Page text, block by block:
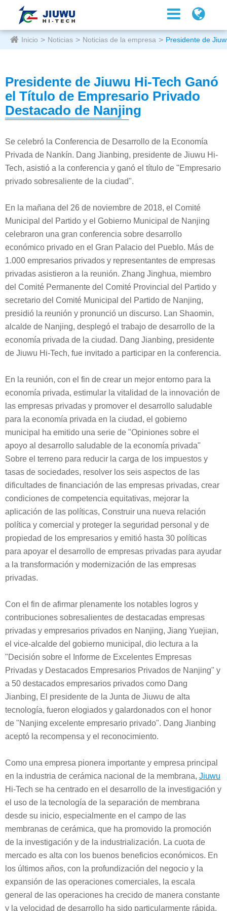
Inicio Noticias Noticias de la empresa Presidente de
Presidente de Jiuwu Hi-Tech Ganó
el Título de Empresario Privado
Destacado de Nanjing
Se celebró la Conferencia de Desarrollo de la Economía
Privada de Nankín. Dang Jianbing, presidente de Jiuwu Hi-
Tech, asistió a la conferencia y ganó el título de "Empresario
privado sobresaliente de la ciudad".
En la mañana del 26 de noviembre de 2018, el Comité
Municipal del Partido y el Gobierno Municipal de Nanjing
celebraron una gran conferencia sobre desarrollo
económico privado en el Gran Palacio del Pueblo. Más de
1.000 empresarios privados y representantes de empresas
privadas asistieron a la reunión. Zhang Jinghua, miembro
del Comité Permanente del Comité Provincial del Partido y
secretario del Comité Municipal del Partido de Nanjing,
presidió la reunión y pronunció un discurso. Lan Shaomin,
alcalde de Nanjing, desplegó el trabajo de desarrollo de la
economía privada de la ciudad. Dang Jianbing, presidente
de Jiuwu Hi-Tech, fue invitado a participar en la conferencia.
En la reunión, con el fin de crear un mejor entorno para la
economía privada, estimular la vitalidad de la innovación de
las empresas privadas y promover el desarrollo saludable
para la economía privada en la ciudad, el gobierno
municipal ha emitido una serie de "Opiniones sobre el
apoyo al desarrollo saludable de la economía privada"
Sobre el terreno para reducir la carga de los impuestos y
tasas de sociedades, resolver los seis aspectos de las
dificultades de financiación de las empresas privadas, crear
condiciones de competencia equitativas, mejorar la
aplicación de las políticas, Construir una nueva relación
política y comercial y proteger la seguridad personal y de
propiedad de los empresarios y emitió hasta 30 políticas
para apoyar el desarrollo de empresas privadas para ayudar
a la transformación y modernización de las empresas
privadas.
Con el fin de afirmar plenamente los notables logros y
contribuciones sobresalientes de destacadas empresas
privadas y empresarios privados en Nanjing, Jiang Yuejian,
el vice-alcalde del gobierno municipal, dio lectura a la
"Decisión sobre el Informe de Excelentes Empresas
Privadas y Destacados Empresarios Privados de Nanjing" y
a 50 destacados empresarios privados como Dang
Jianbing, El presidente de la Junta de Jiuwu de alta
tecnología, fueron elogiados y galardonados con el honor
de "Nanjing excelente empresario privado". Dang Jianbing
aceptó la recompensa y el reconocimiento.
Como una empresa pionera importante y empresa principal
en la industria de cerámica nacional de la membrana, Jiuwu
Hi-Tech se ha centrado en el desarrollo de la investigación y
el uso de la tecnología de la separación de membrana
desde su inicio, especialmente en el campo de las
membranas de cerámica, que ha promovido la promoción
de la investigación y de la industrialización. La cuota de
mercado es alta con los buenos beneficios económicos. En
los últimos años, con la profundización del negocio y la
expansión de las operaciones comerciales, la escala
general de las operaciones ha crecido de manera constante
y la velocidad de desarrollo ha sido particularmente rápida.